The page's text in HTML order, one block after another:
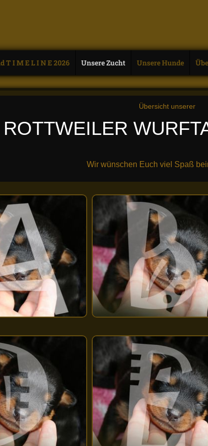
T I M E L I N E 2026 Unsere Zucht Unsere Hunde
Übersicht unserer
ROTTWEILER
Wir wünschen Euch viel Spaß